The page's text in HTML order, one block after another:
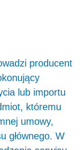
producent
lub importu
któremu
umowy,
głównego. W